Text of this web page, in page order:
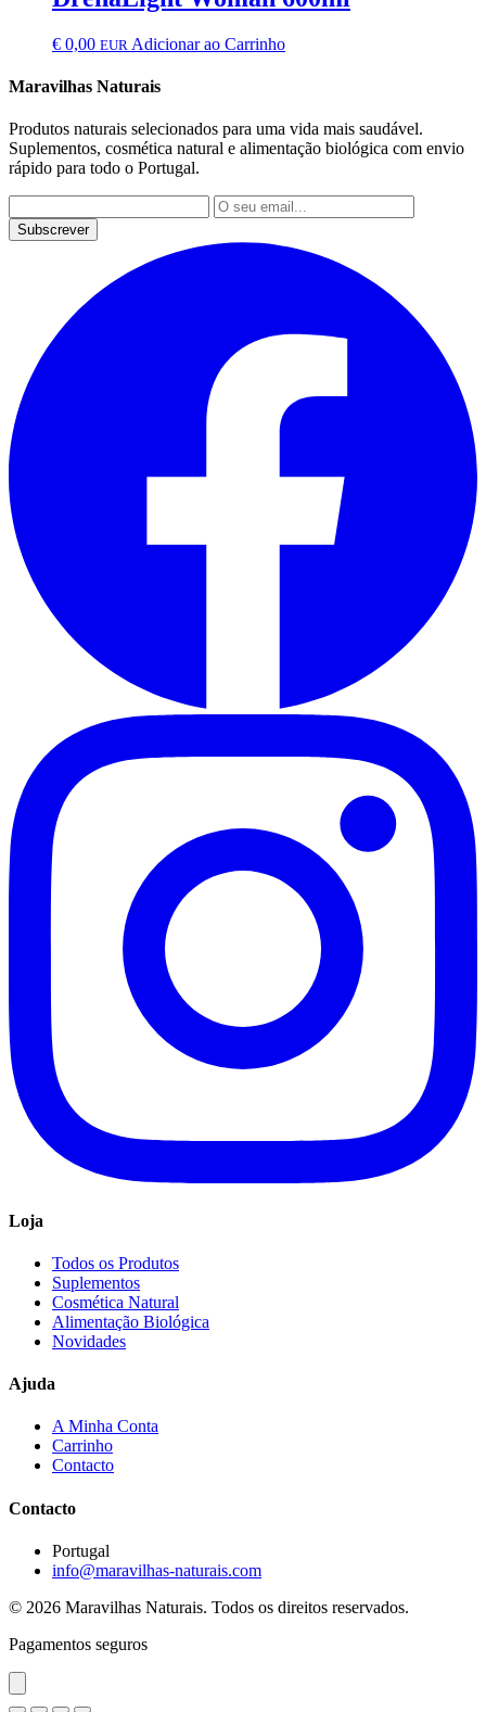
€ 0,00 EUR Adicionar ao Carrinho
Maravilhas Naturais
Produtos naturais selecionados para uma vida mais saudável.
Suplementos, cosmética natural e alimentação biológica com envio
rápido para todo o Portugal.
Subscrever
Loja
Todos os Produtos
Suplementos
Cosmética Natural
Alimentação Biológica
Novidades
Ajuda
A Minha Conta
Carrinho
Contacto
Contacto
Portugal
info@maravilhas-naturais.com
© 2026 Maravilhas Naturais. Todos os direitos reservados.
Pagamentos seguros